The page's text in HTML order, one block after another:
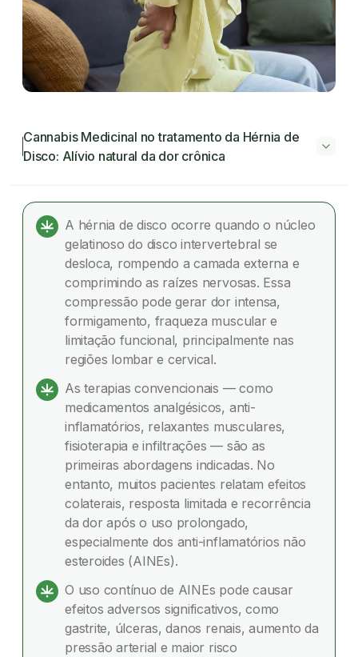
Cannabis Medicinal no tratamento da Hérnia de
Disco: Alívio natural da dor crônica
Cannabis Medicinal no tratamento da Hérnia
de Disco: Alívio natural da dor crônica
Mas, afinal, o que é hérnia de disco e por que ela
causa tanta dor?
Quais são os tratamentos convencionais para
hérnia de disco?
Limitações dos tratamentos tradicionais
Quais os riscos do uso prolongado de anti-
inflamatórios no tratamento da hérnia de disco?
O que é cannabis medicinal?
Como a cannabis medicinal atua no organismo?
Como a cannabis medicinal pode ajudar no
tratamento da hérnia de disco?
A hérnia de disco ocorre quando o núcleo
gelatinoso do disco intervertebral se
desloca, rompendo a camada externa e
comprimindo as raízes nervosas. Essa
compressão pode gerar dor intensa,
formigamento, fraqueza muscular e
limitação funcional, principalmente nas
regiões lombar e cervical.
As terapias convencionais — como
medicamentos analgésicos, anti-
inflamatórios, relaxantes musculares,
fisioterapia e infiltrações — são as
primeiras abordagens indicadas. No
entanto, muitos pacientes relatam efeitos
colaterais, resposta limitada e recorrência
da dor após o uso prolongado,
especialmente dos anti-inflamatórios não
esteroides (AINEs).
O uso contínuo de AINEs pode causar
efeitos adversos significativos, como
gastrite, úlceras, danos renais, aumento da
pressão arterial e maior risco